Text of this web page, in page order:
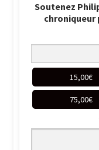
Soutenez
chroniqueur
15,00€
75,00€